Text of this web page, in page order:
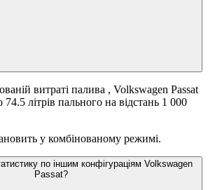
витраті палива , Volkswagen Passat
літрів пального на відстань 1 000
у комбінованому режимі.
по іншим конфігураціям Volkswagen
Passat?